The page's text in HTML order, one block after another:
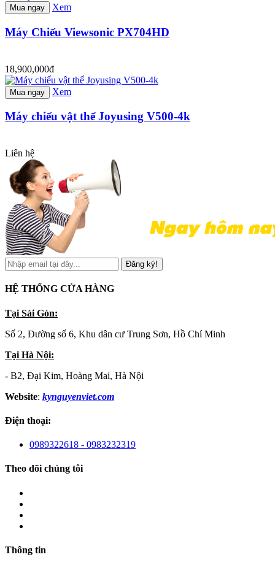
Mua ngay Xem
Máy Chiếu Viewsonic PX704HD
18,900,000đ
Mua ngay Xem
Máy chiếu vật thể Joyusing V500-4k
Liên hệ
Đăng ký!
HỆ THỐNG CỬA HÀNG
Tại Sài Gòn:
Số 2, Đường số 6, Khu dân cư Trung Sơn, Hồ Chí Minh
Tại Hà Nội:
- B2, Đại Kim, Hoàng Mai, Hà Nội
Website: kynguyenviet.com
Điện thoại:
0989322618 - 0983232319
Theo dõi chúng tôi
Thông tin